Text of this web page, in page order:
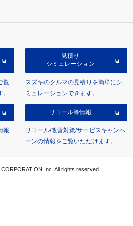
覧
見積り
シミュレーション
スズキのクルマの見積りを簡単にシ
ミュレーションできます。
報
リコール等情報
リコール/改善対策/サービスキャンペ
ーンの情報をご覧いただけます。
Inc. All rights reserved.